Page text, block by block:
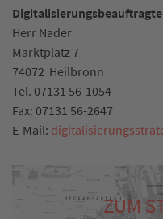
Herr Nader
Marktplatz 7
74072 Heilbronn
Tel. 07131 56-1054
Fax: 07131 56-2647
E-Mail:
ZUM